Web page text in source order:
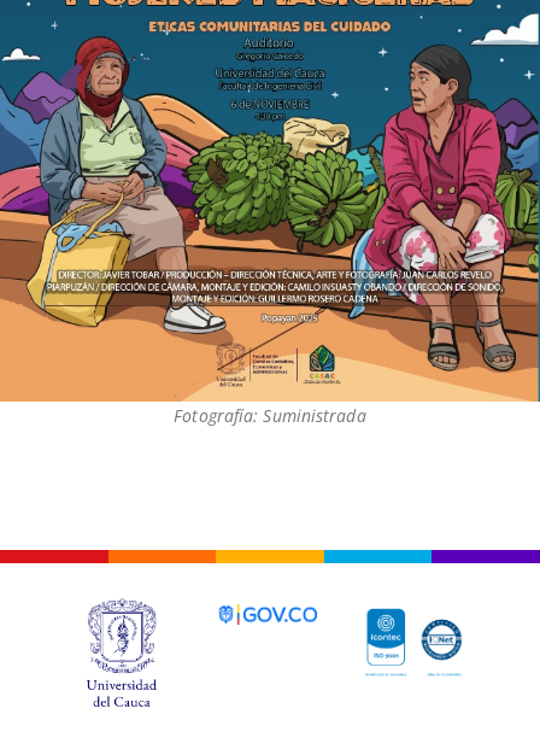
Fotografía: Suministrada